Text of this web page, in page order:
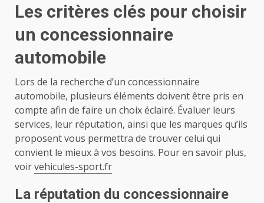
Les critères clés pour choisir
un concessionnaire
automobile
Lors de la recherche d’un concessionnaire
automobile, plusieurs éléments doivent être pris en
compte afin de faire un choix éclairé. Évaluer leurs
services, leur réputation, ainsi que les marques qu’ils
proposent vous permettra de trouver celui qui
convient le mieux à vos besoins. Pour en savoir plus,
voirvehicules-sport.fr
La réputation du concessionnaire